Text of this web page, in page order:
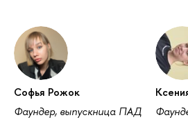
Софья Рожок
Фаундер, выпускница ПАД